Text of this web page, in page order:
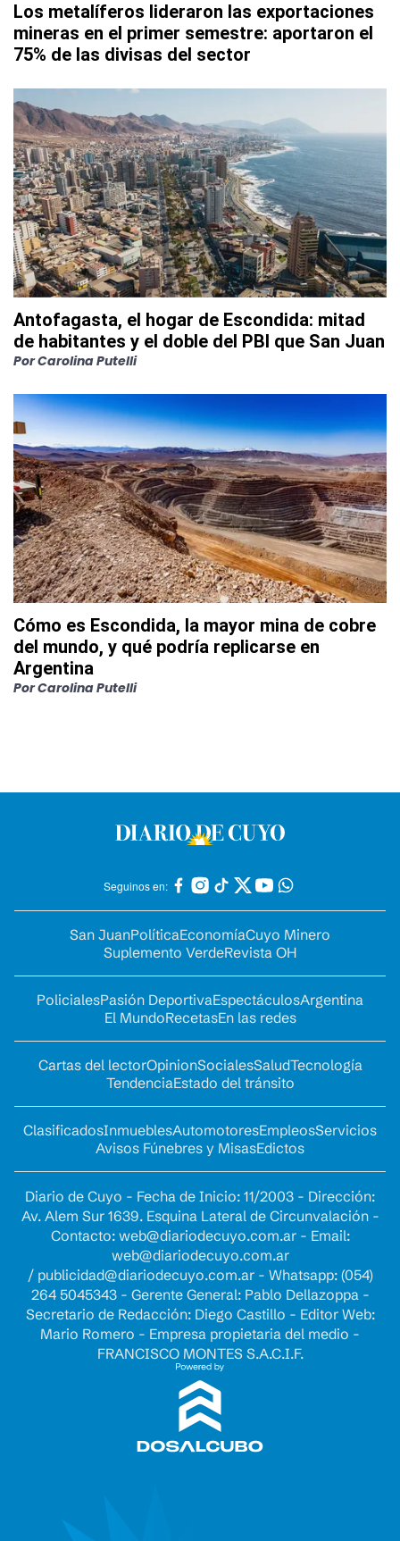
Los metalíferos lideraron las exportaciones
mineras en el primer semestre: aportaron el
75% de las divisas del sector
Antofagasta, el hogar de Escondida: mitad
de habitantes y el doble del PBI que San Juan
PorCarolina Putelli
Cómo es Escondida, la mayor mina de cobre
del mundo, y qué podría replicarse en
Argentina
PorCarolina Putelli
Seguinos en:
San JuanPolíticaEconomíaCuyo Minero
Suplemento VerdeRevista OH
PolicialesPasión DeportivaEspectáculosArgentina
El MundoRecetasEn las redes
Cartas del lectorOpinionSocialesSaludTecnología
TendenciaEstado del tránsito
ClasificadosInmueblesAutomotoresEmpleosServicios
Avisos Fúnebres y MisasEdictos
Diario de Cuyo - Fecha de Inicio: 11/2003 - Dirección:
Av. Alem Sur 1639. Esquina Lateral de Circunvalación -
Contacto: web@diariodecuyo.com.ar- Email:
web@diariodecuyo.com.ar
/ publicidad@diariodecuyo.com.ar- Whatsapp: (054)
264 5045343 - Gerente General: Pablo Dellazoppa -
Secretario de Redacción: Diego Castillo - Editor Web:
Mario Romero - Empresa propietaria del medio -
FRANCISCO MONTES S.A.C.I.F.